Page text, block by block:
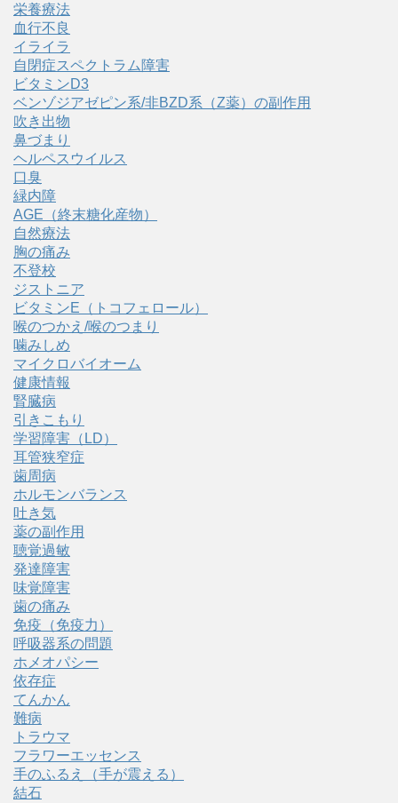
栄養療法
血行不良
イライラ
自閉症スペクトラム障害
ビタミンD3
ベンゾジアゼピン系/非BZD系（Z薬）の副作用
吹き出物
鼻づまり
ヘルペスウイルス
口臭
緑内障
AGE（終末糖化産物）
自然療法
胸の痛み
不登校
ジストニア
ビタミンE（トコフェロール）
喉のつかえ/喉のつまり
噛みしめ
マイクロバイオーム
健康情報
腎臓病
引きこもり
学習障害（LD）
耳管狭窄症
歯周病
ホルモンバランス
吐き気
薬の副作用
聴覚過敏
発達障害
味覚障害
歯の痛み
免疫（免疫力）
呼吸器系の問題
ホメオパシー
依存症
てんかん
難病
トラウマ
フラワーエッセンス
手のふるえ（手が震える）
結石